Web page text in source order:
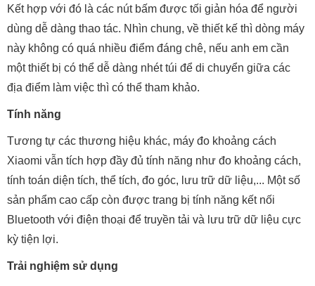
Kết hợp với đó là các nút bấm được tối giản hóa để người
dùng dễ dàng thao tác. Nhìn chung, về thiết kế thì dòng máy
này không có quá nhiều điểm đáng chê, nếu anh em cần
một thiết bị có thể dễ dàng nhét túi để di chuyển giữa các
địa điểm làm việc thì có thể tham khảo.
Tính năng
Tương tự các thương hiệu khác, máy đo khoảng cách
Xiaomi vẫn tích hợp đầy đủ tính năng như đo khoảng cách,
tính toán diện tích, thể tích, đo góc, lưu trữ dữ liệu,... Một số
sản phẩm cao cấp còn được trang bị tính năng kết nối
Bluetooth với điện thoại để truyền tải và lưu trữ dữ liệu cực
kỳ tiện lợi.
Trải nghiệm sử dụng